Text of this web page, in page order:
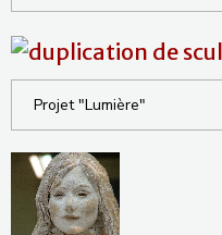
Projet "Lumière"